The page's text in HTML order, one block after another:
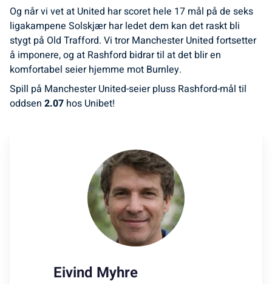
Og når vi vet at United har scoret hele 17 mål på de seks
ligakampene Solskjær har ledet dem kan det raskt bli
stygt på Old Trafford. Vi tror Manchester United fortsetter
å imponere, og at Rashford bidrar til at det blir en
komfortabel seier hjemme mot Burnley.
Spill på Manchester United-seier pluss Rashford-mål til
oddsen 2.07 hos Unibet!
Eivind Myhre